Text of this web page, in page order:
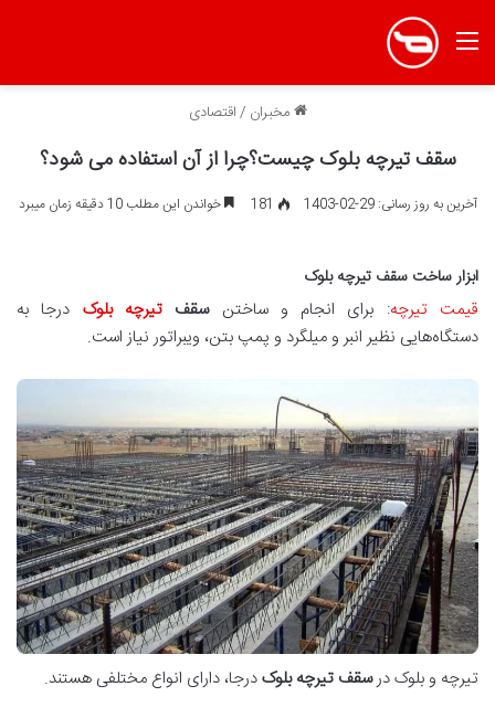
منو
مخبران /اقتصادی
سقف تیرچه بلوک چیست؟چرا از آن استفاده می شود؟
آخرین به روز رسانی: 29-02-1403 181 خواندن این مطلب 10 دقیقه زمان میبرد
ابزار ساخت سقف تیرچه بلوک
قیمت تیرچه: برای انجام و ساختنسقفتیرچه بلوک درجا به
دستگاه‌هایی نظیر انبر و میلگرد و پمپ بتن، ویبراتور نیاز است.
تیرچه و بلوک درسقف تیرچه بلوکدرجا، دارای انواع مختلفی هستند.